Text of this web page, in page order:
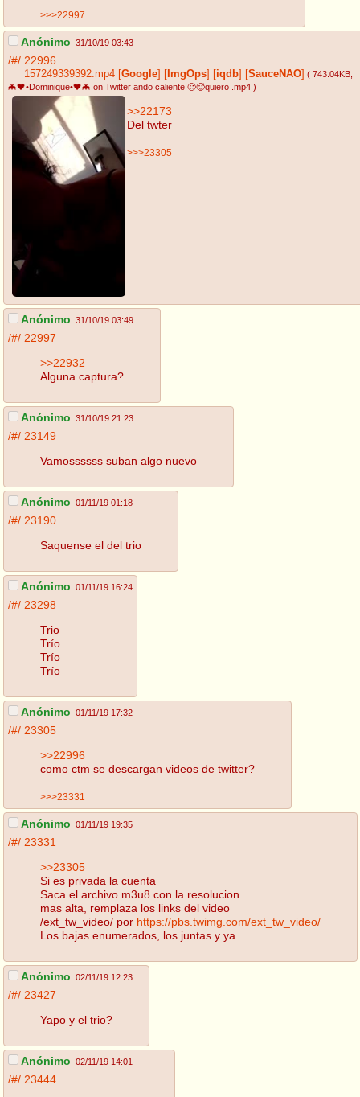
>>>22997
Anónimo 31/10/19 03:43
/#/ 22996
157249339392.mp4 Google ImgOps iqdb SauceNAO ( 743.04KB,
🦇🖤•Döminique•🖤🦇 on Twitter ando caliente 🙁🥵quiero .mp4 )
>>22173
Del twter
>>>23305
Anónimo 31/10/19 03:49
/#/ 22997
>>22932
Alguna captura?
Anónimo 31/10/19 21:23
/#/ 23149
Vamossssss suban algo nuevo
Anónimo 01/11/19 01:18
/#/ 23190
Saquense el del trio
Anónimo 01/11/19 16:24
/#/ 23298
Trio
Trío
Trío
Trío
Anónimo 01/11/19 17:32
/#/ 23305
>>22996
como ctm se descargan videos de twitter?
>>>23331
Anónimo 01/11/19 19:35
/#/ 23331
>>23305
Si es privada la cuenta
Saca el archivo m3u8 con la resolucion
mas alta, remplaza los links del video
/ext_tw_video/ por https://pbs.twimg.com/ext_tw_video/
Los bajas enumerados, los juntas y ya
Anónimo 02/11/19 12:23
/#/ 23427
Yapo y el trio?
Anónimo 02/11/19 14:01
/#/ 23444